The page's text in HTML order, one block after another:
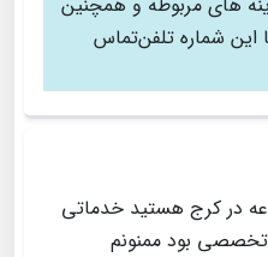
این شماره تلفن‌تماس
در کرج هستید خدماتی
تخصصی بود ممنونم